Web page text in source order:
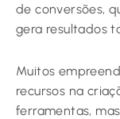
de conversões,
gera resultados
Muitos
recursos na
ferramentas,